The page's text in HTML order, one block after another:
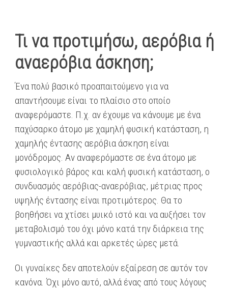
Τι να προτιμήσω, αερόβια ή
αναερόβια άσκηση;
Ένα πολύ βασικό προαπαιτούμενο για να
απαντήσουμε είναι το πλαίσιο στο οποίο
αναφερόμαστε. Π.χ. αν έχουμε να κάνουμε με ένα
παχύσαρκο άτομο με χαμηλή φυσική κατάσταση, η
χαμηλής έντασης αερόβια άσκηση είναι
μονόδρομος. Αν αναφερόμαστε σε ένα άτομο με
φυσιολογικό βάρος και καλή φυσική κατάσταση, ο
συνδυασμός αερόβιας-αναερόβιας, μέτριας προς
υψηλής έντασης είναι προτιμότερος. Θα το
βοηθήσει να χτίσει μυικό ιστό και να αυξήσει τον
μεταβολισμό του όχι μόνο κατά την διάρκεια της
γυμναστικής αλλά και αρκετές ώρες μετά.
Οι γυναίκες δεν αποτελούν εξαίρεση σε αυτόν τον
κανόνα. Όχι μόνο αυτό, αλλά ένας από τους λόγους